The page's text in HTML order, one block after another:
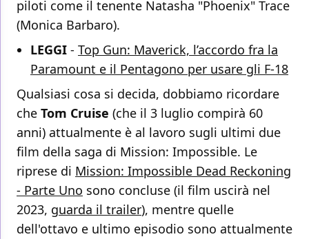
piloti come il tenente Natasha "Phoenix" Trace
(Monica Barbaro).
LEGGI - Top Gun: Maverick, l’accordo fra la
Paramount e il Pentagono per usare gli F-18
Qualsiasi cosa si decida, dobbiamo ricordare
che Tom Cruise (che il 3 luglio compirà 60
anni) attualmente è al lavoro sugli ultimi due
film della saga di Mission: Impossible. Le
riprese di Mission: Impossible Dead Reckoning
- Parte Uno sono concluse (il film uscirà nel
2023, guarda il trailer), mentre quelle
dell'ottavo e ultimo episodio sono attualmente